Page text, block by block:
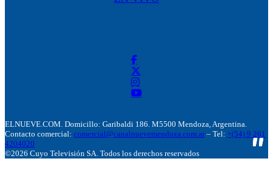
ELNUEVE.COM. Domicillo: Garibaldi 186. M5500 Mendoza, Argentina.
Contacto comercial: comercial@canalnuevemendoza.com.ar – Tel: +(54) 9 261
4204020
©2026 Cuyo Televisión SA. Todos los derechos reservados